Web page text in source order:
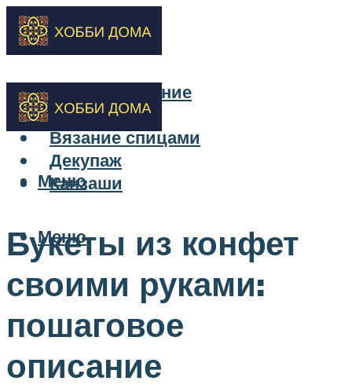
Бисероплетение
Вышивка
Вязание спицами
Декупаж
Канзаши
Меню
Меню
Букеты из конфет
своими руками:
пошаговое
описание